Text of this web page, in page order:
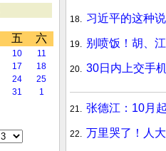
五 六
10
11
17
18
24
25
31
1
18. 习近平的这种
19. 别喷饭！胡、
20. 30日内上交手
21. 张德江：10月
22. 万里哭了！人